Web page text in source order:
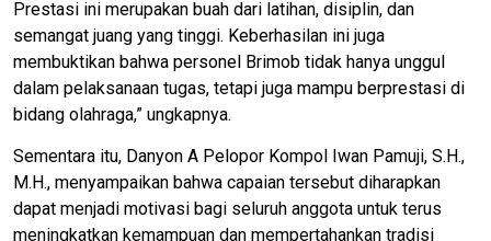
Prestasi ini merupakan buah dari latihan, disiplin, dan
semangat juang yang tinggi. Keberhasilan ini juga
membuktikan bahwa personel Brimob tidak hanya unggul
dalam pelaksanaan tugas, tetapi juga mampu berprestasi di
bidang olahraga,” ungkapnya.
Sementara itu, Danyon A Pelopor Kompol Iwan Pamuji, S.H.,
M.H., menyampaikan bahwa capaian tersebut diharapkan
dapat menjadi motivasi bagi seluruh anggota untuk terus
meningkatkan kemampuan dan mempertahankan tradisi